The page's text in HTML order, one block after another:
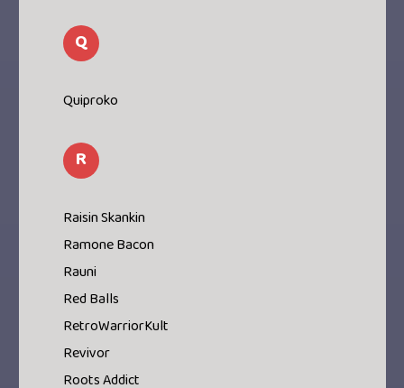
Q
Quiproko
R
Raisin Skankin
Ramone Bacon
Rauni
Red Balls
RetroWarriorKult
Revivor
Roots Addict